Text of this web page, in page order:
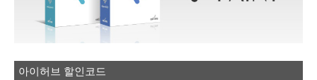
아이허브 할인코드